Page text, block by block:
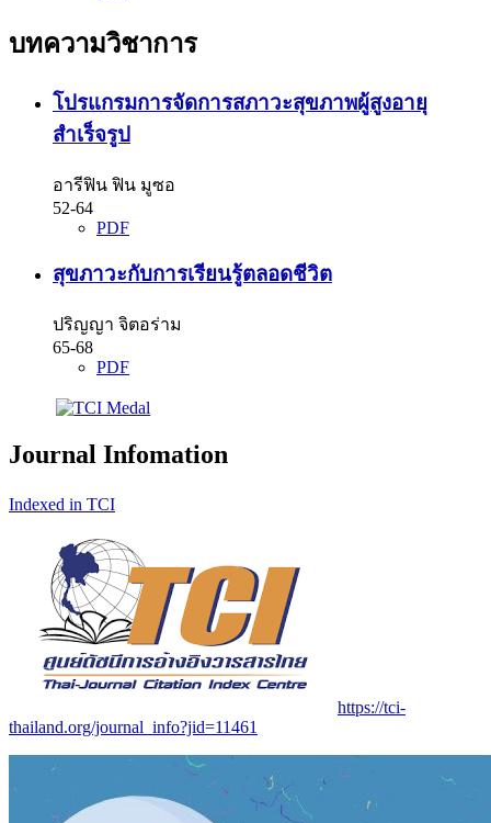
บทความวิชาการ
โปรแกรมการจัดการสภาวะสุขภาพผู้สูงอายุ
สำเร็จรูป
อารีฟิน ฟิน มูซอ
52-64
PDF
สุขภาวะกับการเรียนรู้ตลอดชีวิต
ปริญญา จิตอร่าม
65-68
PDF
Journal Infomation
Indexed in TCI
https://tci-
thailand.org/journal_info?jid=11461